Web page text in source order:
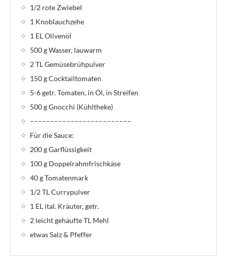
1/2 rote Zwiebel
1 Knoblauchzehe
1 EL Olivenöl
500 g Wasser, lauwarm
2 TL Gemüsebrühpulver
150 g Cocktailtomaten
5-6 getr. Tomaten, in Öl, in Streifen
500 g Gnocchi (Kühltheke)
–––––––––––––––––––––––––
Für die Sauce:
200 g Garflüssigkeit
100 g Doppelrahmfrischkäse
40 g Tomatenmark
1/2 TL Currypulver
1 EL ital. Kräuter, getr.
2 leicht gehäufte TL Mehl
etwas Salz & Pfeffer